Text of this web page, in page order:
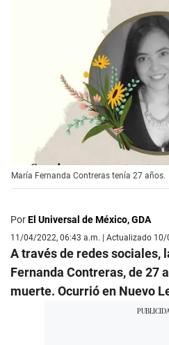
María Fernanda Contreras tenía 27 años.
PorEl Universal de México, GDA
11/04/2022, 06:43 a.m. | Actualizado
A través de redes sociales,
Fernanda Contreras, de 27
muerte. Ocurrió en Nuevo